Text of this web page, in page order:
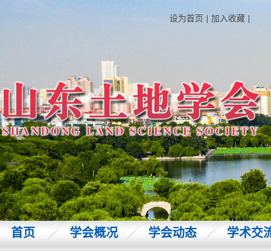
设为首页 加入收藏
首页 学会概况 学会动态 学术交